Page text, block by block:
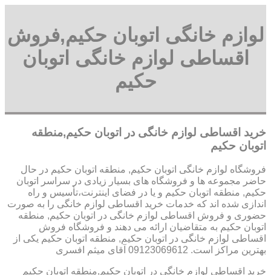
لوازم خانگی اتوبان حکیم,فروش
اقساطی لوازم خانگی اتوبان
حکیم
خرید اقساطی لوازم خانگی در اتوبان حکیم,منطقه
اتوبان حکیم
فروشگاه لوازم خانگی اتوبان حکیم, منطقه اتوبان حکیم در حال
حاضر مجموعه ها و فروشگاه های بسیار زیادی در سراسر اتوبان
حکیم, منطقه اتوبان حکیم و یا در فضای اینترنت،تأسیس و راه
اندازی شده اند که خدمات خرید اقساطی لوازم خانگی را به صورت
حضوری و فروش اقساطی لوازم خانگی در اتوبان حکیم, منطقه
اتوبان حکیم به متقاضیان ارائه می دهند و فروشگاه فروش
اقساطی لوازم خانگی در اتوبان حکیم, منطقه اتوبان حکیم یکی از
بهترین مراکز است. 09123069612 آقای میثم افسری
خرید اقساطی لوازم خانگی در اتوبان حکیم,منطقه اتوبان حکیم